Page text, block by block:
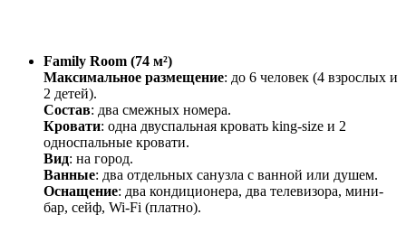
Family Room (74 м²)
Максимальное размещение: до 6 человек (4 взрослых и
2 детей).
Состав: два смежных номера.
Кровати: одна двуспальная кровать king-size и 2
односпальные кровати.
Вид: на город.
Ванные: два отдельных санузла с ванной или душем.
Оснащение: два кондиционера, два телевизора, мини-
бар, сейф, Wi-Fi (платно).